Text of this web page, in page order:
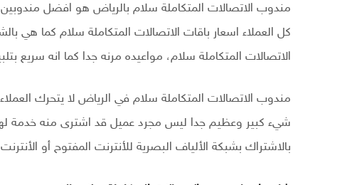
مندوب الاتصالات المتكاملة سلام بالرياض هو افضل
كل العملاء اسعار باقات الاتصالات المتكاملة سلام كما
الاتصالات المتكاملة سلام، مواعيده مرنه جدا كما انه سريع
مندوب الاتصالات المتكاملة سلام في الرياض لا يتحرك
شيء كبير وعظيم جدا ليس مجرد عميل قد اشترى منه خدمة
بالاشتراك بشبكة الألياف البصرية للأنترنت المفتوح أو